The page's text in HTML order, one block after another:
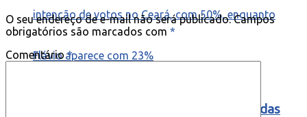
Quaest – No Ceará Lula lidera com 55% das
O seu endereço de e-mail não será publicado. Campos
obrigatórios são marcados com *
Comentário*